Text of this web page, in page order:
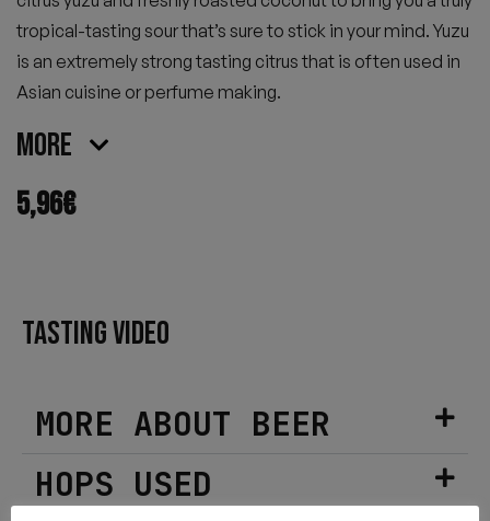
tropical-tasting sour that’s sure to stick in your mind. Yuzu
is an extremely strong tasting citrus that is often used in
Asian cuisine or perfume making.
More
5,96€
MORE ABOUT BEER
HOPS USED
TASTING VIDEO